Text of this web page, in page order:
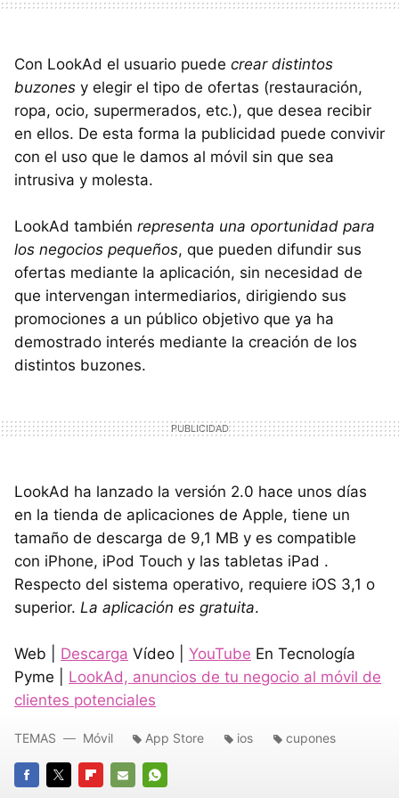
Con LookAd el usuario puede crear distintos
buzones y elegir el tipo de ofertas (restauración,
ropa, ocio, supermerados, etc.), que desea recibir
en ellos. De esta forma la publicidad puede convivir
con el uso que le damos al móvil sin que sea
intrusiva y molesta.
LookAd también representa una oportunidad para
los negocios pequeños, que pueden difundir sus
ofertas mediante la aplicación, sin necesidad de
que intervengan intermediarios, dirigiendo sus
promociones a un público objetivo que ya ha
demostrado interés mediante la creación de los
distintos buzones.
LookAd ha lanzado la versión 2.0 hace unos días
en la tienda de aplicaciones de Apple, tiene un
tamaño de descarga de 9,1 MB y es compatible
con iPhone, iPod Touch y las tabletas iPad .
Respecto del sistema operativo, requiere iOS 3,1 o
superior. La aplicación es gratuita.
Web | Descarga Vídeo | YouTube En Tecnología
Pyme | LookAd, anuncios de tu negocio al móvil de
clientes potenciales
TEMAS Móvil App Store ios cupones